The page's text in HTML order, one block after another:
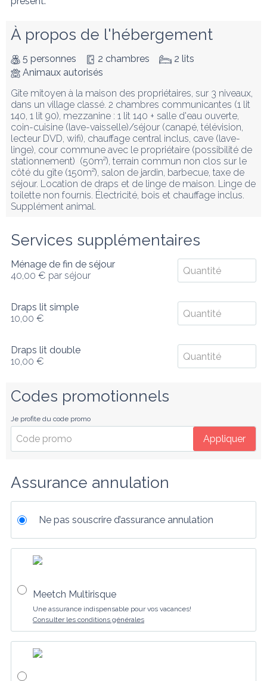
À propos de l'hébergement
5 personnes 2 chambres
2 lits
Animaux autorisés
Gîte mitoyen à la maison des propriétaires, sur 3 niveaux,
dans un village classé. 2 chambres communicantes (1 lit
140, 1 lit 90), mezzanine : 1 lit 140 + salle d'eau ouverte,
coin-cuisine (lave-vaisselle)/séjour (canapé, télévision,
lecteur DVD, wifi), chauffage central inclus, cave (lave-
linge), cour commune avec le propriétaire (possibilité de
stationnement)  (50m²), terrain commun non clos sur le
côté du gîte (150m²), salon de jardin, barbecue, taxe de
séjour. Location de draps et de linge de maison. Linge de
toilette non fournis. Électricité, bois et chauffage inclus.
Supplément animal.
Services supplémentaires
Ménage de fin de séjour
40,00 € par séjour
Draps lit simple
10,00 €
Draps lit double
10,00 €
Codes promotionnels
Je profite du code promo
Appliquer
Assurance annulation
Ne pas souscrire d’assurance annulation
Meetch Multirisque
Une assurance indispensable pour vos vacances!
Consulter les conditions générales